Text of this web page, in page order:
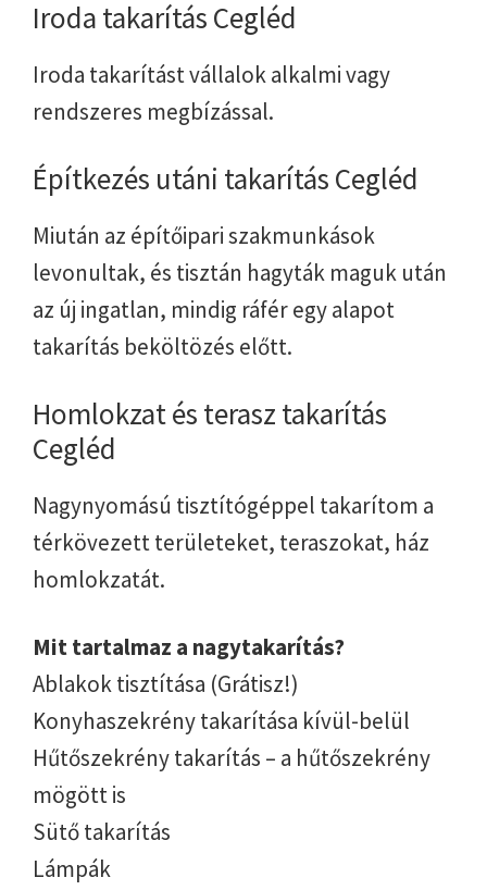
Iroda takarítás Cegléd
Iroda takarítást vállalok alkalmi vagy
rendszeres megbízással.
Építkezés utáni takarítás Cegléd
Miután az építőipari szakmunkások
levonultak, és tisztán hagyták maguk után
az új ingatlan, mindig ráfér egy alapot
takarítás beköltözés előtt.
Homlokzat és terasz takarítás
Cegléd
Nagynyomású tisztítógéppel takarítom a
térkövezett területeket, teraszokat, ház
homlokzatát.
Mit tartalmaz a nagytakarítás?
Ablakok tisztítása (Grátisz!)
Konyhaszekrény takarítása kívül-belül
Hűtőszekrény takarítás – a hűtőszekrény
mögött is
Sütő takarítás
Lámpák